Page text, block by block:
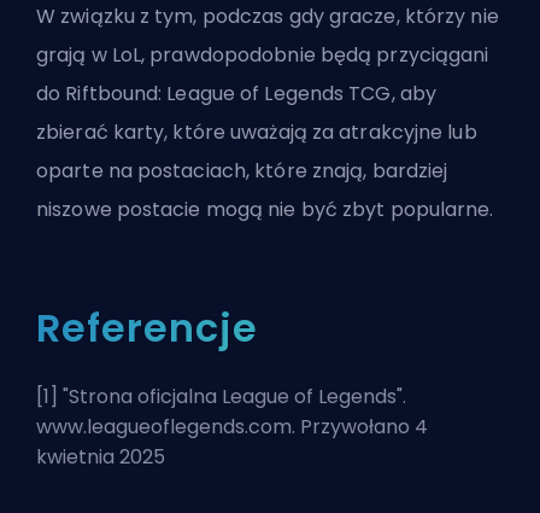
W związku z tym, podczas gdy gracze, którzy nie
grają w LoL, prawdopodobnie będą przyciągani
do Riftbound: League of Legends TCG, aby
zbierać karty, które uważają za atrakcyjne lub
oparte na postaciach, które znają, bardziej
niszowe postacie mogą nie być zbyt popularne.
Referencje
[1] "Strona oficjalna League of Legends".
www.leagueoflegends.com. Przywołano 4
kwietnia 2025